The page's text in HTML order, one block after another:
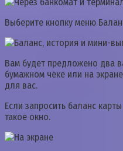
Выберите кнопку меню
Вам будет предложено два
бумажном чеке или на
для вас.
Если запросить баланс
такое окно.